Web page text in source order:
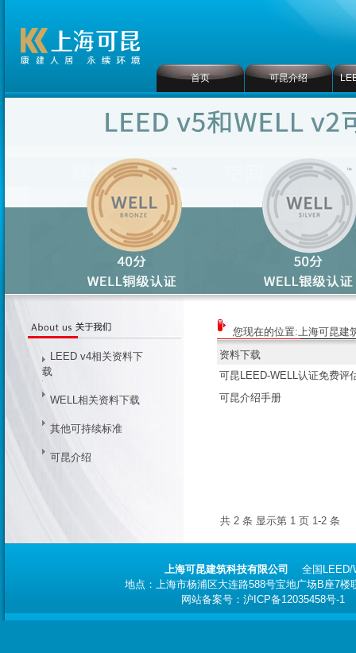
首页 可昆介绍
LEED v4相关资料下
载
WELL相关资料下载
其他可持续标准
可昆介绍
您现在的位置:上海可昆建
资料下载
可昆LEED-WELL认证免费评
可昆介绍手册
共 2 条 显示第 1 页 1-2 条
上海可昆建筑科技有限公司 全国 LEED/
地点：上海市杨浦区大连路588号宝地广场B座7
网站备案号： 沪ICP备12035458号-1